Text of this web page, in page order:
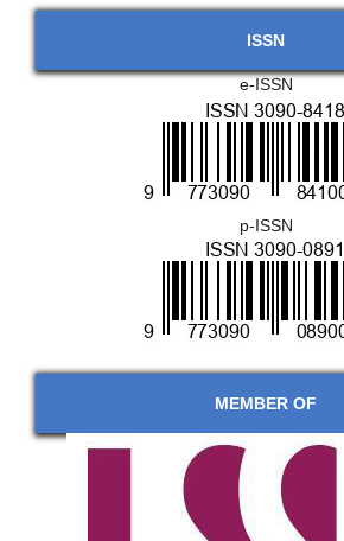
ISSN
e-ISSN
p-ISSN
MEMBER OF